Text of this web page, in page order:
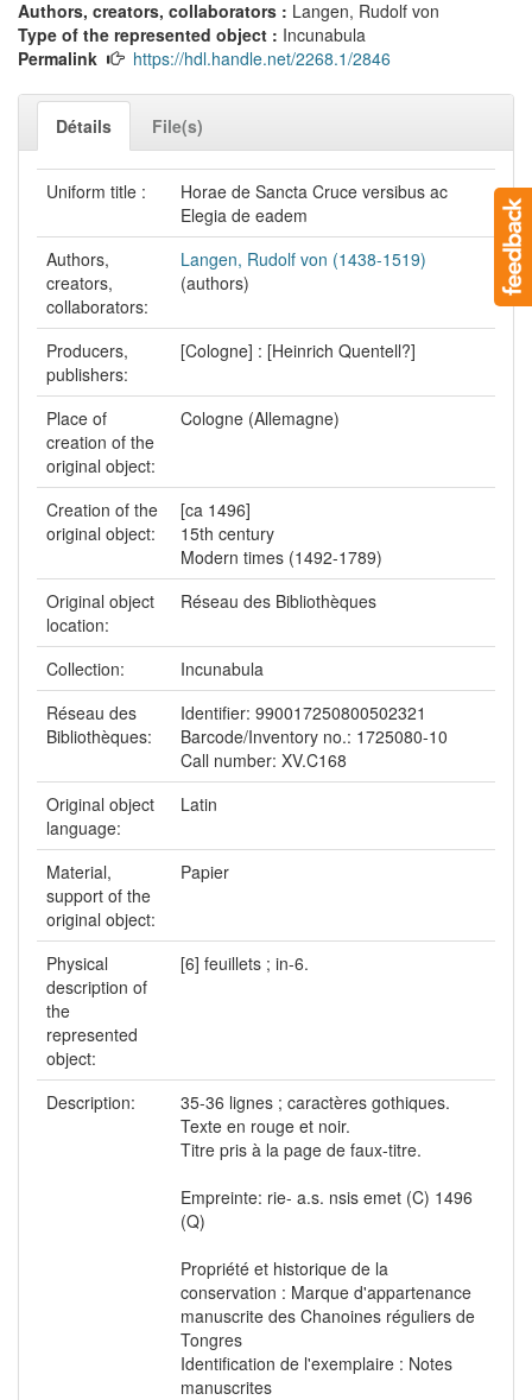
Authors, creators, collaborators : Langen, Rudolf von
Type of the represented object : Incunabula
Permalink
https://hdl.handle.net/2268.1/2846
Détails File(s)
Uniform title :
Horae de Sancta Cruce versibus ac
Elegia de eadem
Authors,
creators,
collaborators:
Langen, Rudolf von (1438-1519)
(authors)
Producers,
publishers:
[Cologne] : [Heinrich Quentell?]
Place of
creation of the
original object:
Cologne (Allemagne)
Creation of the
original object:
[ca 1496]
15th century
Modern times (1492-1789)
Original object
location:
Réseau des Bibliothèques
Collection:
Incunabula
Réseau des
Bibliothèques:
Identifier: 990017250800502321
Barcode/Inventory no.: 1725080-10
Call number: XV.C168
Original object
language:
Latin
Material,
support of the
original object:
Papier
Physical
description of
the
represented
object:
[6] feuillets ; in-6.
Description:
35-36 lignes ; caractères gothiques.
Texte en rouge et noir.
Titre pris à la page de faux-titre.
Empreinte: rie- a.s. nsis emet (C) 1496
(Q)
Propriété et historique de la
conservation : Marque d'appartenance
manuscrite des Chanoines réguliers de
Tongres
Identification de l'exemplaire : Notes
manuscrites